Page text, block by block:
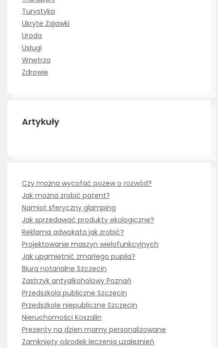
Turystyka
Ukryte Zajawki
Uroda
Usługi
Wnętrza
Zdrowie
Artykuły
Czy można wycofać pozew o rozwód?
Jak można zrobić patent?
Namiot sferyczny glamping
Jak sprzedawać produkty ekologiczne?
Reklama adwokata jak zrobić?
Projektowanie maszyn wielofunkcyjnych
Jak upamiętnić zmarłego pupila?
Biura notarialne Szczecin
Zastrzyk antyalkoholowy Poznań
Przedszkola publiczne Szczecin
Przedszkole niepubliczne Szczecin
Nieruchomości Koszalin
Prezenty na dzien mamy personalizowane
Zamknięty ośrodek leczenia uzależnień